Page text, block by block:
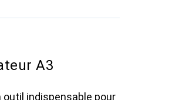
A3
outil indispensable pour